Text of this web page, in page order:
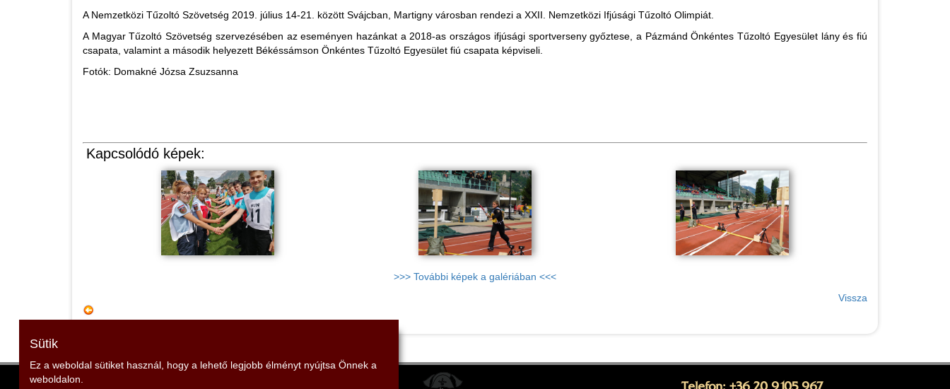
A Nemzetközi Tűzoltó Szövetség 2019. július 14-21. között Svájcban, Martigny városban rendezi a XXII. Nemzetközi Ifjúsági Tűzoltó Olimpiát.
A Magyar Tűzoltó Szövetség szervezésében az eseményen hazánkat a 2018-as országos ifjúsági sportverseny győztese, a Pázmánd Önkéntes Tűzoltó Egyesület lány és fiú
csapata, valamint a második helyezett Békéssámson Önkéntes Tűzoltó Egyesület fiú csapata képviseli.
Fotók: Domakné Józsa Zsuzsanna
Kapcsolódó képek:
>>> További képek a galériában <<<
Vissza
Telefon: +36 20 9105 967
Sütik
Ez a weboldal sütiket használ, hogy a lehető legjobb élményt nyújtsa Önnek a
weboldalon.